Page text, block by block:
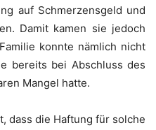
auf Schmerzensgeld und
Damit kamen sie jedoch
konnte nämlich nicht
bereits bei Abschluss des
Mangel hatte.
dass die Haftung für solche